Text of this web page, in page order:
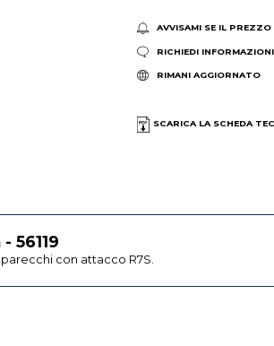
AVVISAMI SE IL PREZZO
RICHIEDI INFORMAZIONI
RIMANI AGGIORNATO
SCARICA LA SCHEDA
56119
con attacco R7S.